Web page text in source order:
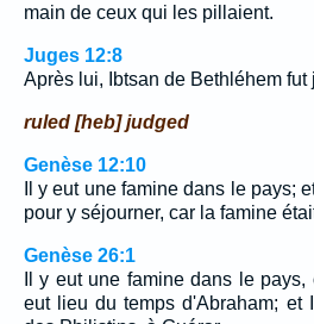
main de ceux qui les pillaient.
Juges 12:8
Après lui, Ibtsan de Bethléhem fut
ruled [heb] judged
Genèse 12:10
Il y eut une famine dans le pays;
pour y séjourner, car la famine
Genèse 26:1
Il y eut une famine dans le
eut lieu du temps d'Abraham; et